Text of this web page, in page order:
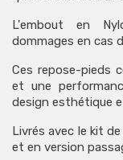
L'embout en
dommages en cas
Ces repose-pieds
et une
design esthétique
Livrés avec le kit
et en version